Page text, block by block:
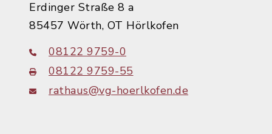
Erdinger Straße 8 a
85457 Wörth, OT Hörlkofen
08122 9759-0
08122 9759-55
rathaus@vg-hoerlkofen.de